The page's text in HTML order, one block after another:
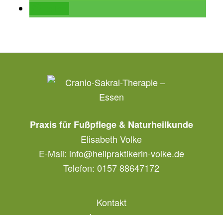
Praxis für Fußpflege & Naturheilkunde
Elisabeth Volke
E-Mail: info@heilpraktikerin-volke.de
Telefon: 0157 88647172
Kontakt